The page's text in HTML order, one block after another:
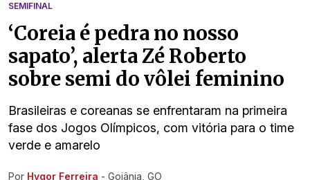
SEMIFINAL
‘Coreia é pedra no nosso
sapato’, alerta Zé Roberto
sobre semi do vôlei feminino
Brasileiras e coreanas se enfrentaram na primeira
fase dos Jogos Olímpicos, com vitória para o time
verde e amarelo
Por Hygor Ferreira - Goiânia, GO